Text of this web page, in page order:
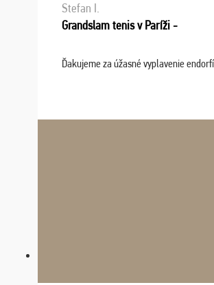
Stefan I.
Grandslam tenis v Paríži -
Ďakujeme za úžasné vyplavenie